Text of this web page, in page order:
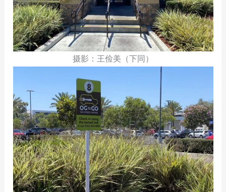
摄影：王俭美（下同）